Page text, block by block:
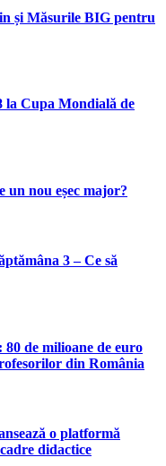
și Măsurile BIG pentru
la Cupa Mondială de
un nou eșec major?
3 – Ce să
de milioane de euro
din România
o platformă
didactice